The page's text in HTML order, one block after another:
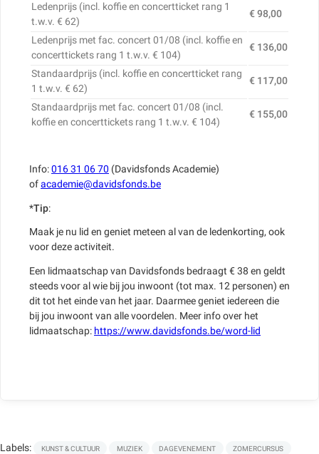
Ledenprijs (incl. koffie en concertticket rang 1
t.w.v. € 62)
€ 98,00
Ledenprijs met fac. concert 01/08 (incl. koffie en
concerttickets rang 1 t.w.v. € 104)
€ 136,00
Standaardprijs (incl. koffie en concertticket rang
1 t.w.v. € 62)
€ 117,00
Standaardprijs met fac. concert 01/08 (incl.
koffie en concerttickets rang 1 t.w.v. € 104)
€ 155,00
Info:016 31 06 70 (Davidsfonds Academie)
ofacademie@davidsfonds.be
*Tip:
Maak je nu lid en geniet meteen al van de ledenkorting, ook
voor deze activiteit.
Een lidmaatschap van Davidsfonds bedraagt € 38 en geldt
steeds voor al wie bij jou inwoont (tot max. 12 personen) en
dit tot het einde van het jaar. Daarmee geniet iedereen die
bij jou inwoont van alle voordelen. Meer info over het
lidmaatschap: https://www.davidsfonds.be/word-lid
Labels: KUNST & CULTUUR MUZIEK DAGEVENEMENT ZOMERCURSUS